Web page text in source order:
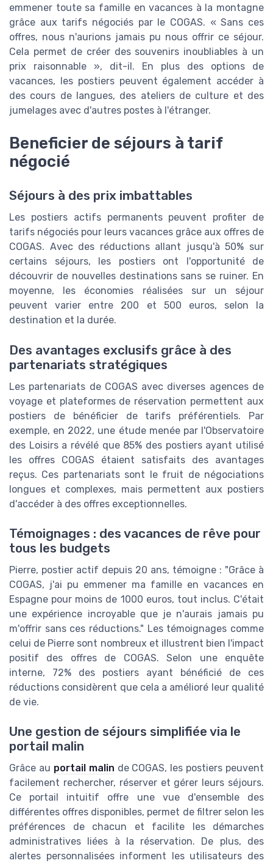
emmener toute sa famille en vacances à la montagne
grâce aux tarifs négociés par le COGAS. « Sans ces
offres, nous n'aurions jamais pu nous offrir ce séjour.
Cela permet de créer des souvenirs inoubliables à un
prix raisonnable », dit-il. En plus des options de
vacances, les postiers peuvent également accéder à
des cours de langues, des ateliers de culture et des
jumelages avec d'autres postes à l'étranger.
Beneficier de séjours à tarif
négocié
Séjours à des prix imbattables
Les postiers actifs permanents peuvent profiter de
tarifs négociés pour leurs vacances grâce aux offres de
COGAS. Avec des réductions allant jusqu'à 50% sur
certains séjours, les postiers ont l'opportunité de
découvrir de nouvelles destinations sans se ruiner. En
moyenne, les économies réalisées sur un séjour
peuvent varier entre 200 et 500 euros, selon la
destination et la durée.
Des avantages exclusifs grâce à des
partenariats stratégiques
Les partenariats de COGAS avec diverses agences de
voyage et plateformes de réservation permettent aux
postiers de bénéficier de tarifs préférentiels. Par
exemple, en 2022, une étude menée par l'Observatoire
des Loisirs a révélé que 85% des postiers ayant utilisé
les offres COGAS étaient satisfaits des avantages
reçus. Ces partenariats sont le fruit de négociations
longues et complexes, mais permettent aux postiers
d'accéder à des offres exceptionnelles.
Témoignages : des vacances de rêve pour
tous les budgets
Pierre, postier actif depuis 20 ans, témoigne : "Grâce à
COGAS, j'ai pu emmener ma famille en vacances en
Espagne pour moins de 1000 euros, tout inclus. C'était
une expérience incroyable que je n'aurais jamais pu
m'offrir sans ces réductions." Les témoignages comme
celui de Pierre sont nombreux et illustrent bien l'impact
positif des offres de COGAS. Selon une enquête
interne, 72% des postiers ayant bénéficié de ces
réductions considèrent que cela a amélioré leur qualité
de vie.
Une gestion de séjours simplifiée via le
portail malin
Grâce au portail malin de COGAS, les postiers peuvent
facilement rechercher, réserver et gérer leurs séjours.
Ce portail intuitif offre une vue d'ensemble des
différentes offres disponibles, permet de filtrer selon les
préférences de chacun et facilite les démarches
administratives liées à la réservation. De plus, des
alertes personnalisées informent les utilisateurs des